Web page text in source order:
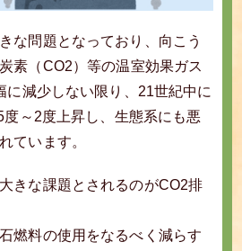
な問題となっており、向こう
素（CO2）等の温室効果ガス
に減少しない限り、21世紀中に
～2度上昇し、生態系にも悪
ています。
きな課題とされるのがCO2排
燃料の使用をなるべく減らす